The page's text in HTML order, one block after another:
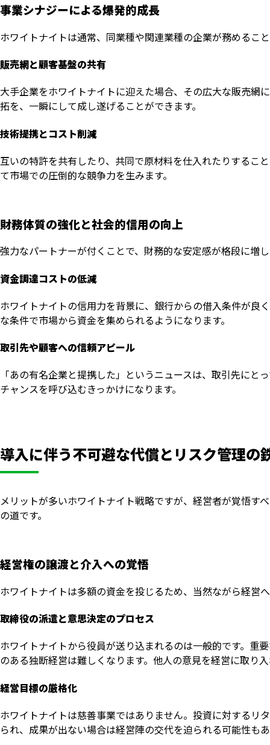
事業シナジーによる爆発的成長
ホワイトナイトは通常、同業種や関連業種の企業が務めるこ
販売網と顧客基盤の共有
大手企業をホワイトナイトに迎えた場合、その広大な販売網
拓を、一瞬にして成し遂げることができます。
技術提携とコスト削減
互いの特許を共有したり、共同で原材料を仕入れたりするこ
て市場での圧倒的な競争力を生みます。
財務体質の強化と社会的信用の向上
強力なパートナーが付くことで、財務的な安定感が格段に増
資金調達コストの低減
ホワイトナイトの信用力を背景に、銀行からの借入条件が良
な条件で市場から資金を集められるようになります。
取引先や顧客への信頼アピール
「あの有名企業と提携した」というニュースは、取引先に
チャンスを呼び込むきっかけになります。
導入に伴う不可避な代償とリスク管理の
メリットが多いホワイトナイト戦略ですが、経営者が覚悟す
の道です。
経営権の譲渡と介入への覚悟
ホワイトナイトは多額の資金を投じるため、当然ながら経営
取締役の派遣と意思決定のプロセス
ホワイトナイトから役員が送り込まれるのは一般的です。重
のある独断経営は難しくなります。他人の意見を経営に取り
経営目標の厳格化
ホワイトナイトは慈善事業ではありません。投資に対するリ
られ、成果が出ない場合は経営陣の交代を迫られる可能性も